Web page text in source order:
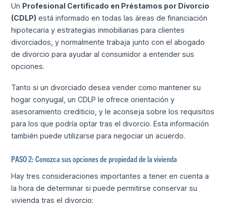
Un Profesional Certificado en Préstamos por Divorcio
(CDLP) está informado en todas las áreas de financiación
hipotecaria y estrategias inmobiliarias para clientes
divorciados, y normalmente trabaja junto con el abogado
de divorcio para ayudar al consumidor a entender sus
opciones.
Tanto si un divorciado desea vender como mantener su
hogar conyugal, un CDLP le ofrece orientación y
asesoramiento crediticio, y le aconseja sobre los requisitos
para los que podría optar tras el divorcio. Esta información
también puede utilizarse para negociar un acuerdo.
PASO 2: Conozca sus opciones de propiedad de la vivienda
Hay tres consideraciones importantes a tener en cuenta a
la hora de determinar si puede permitirse conservar su
vivienda tras el divorcio: